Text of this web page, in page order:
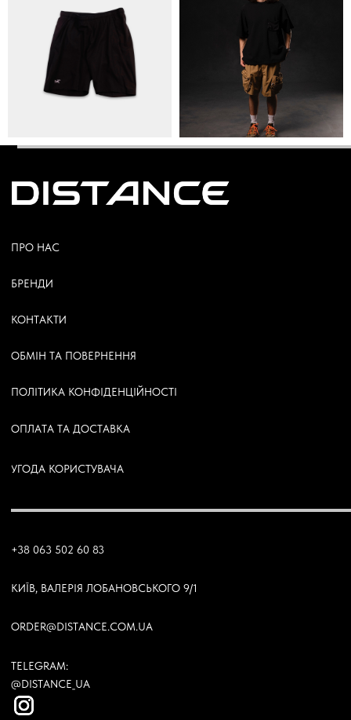
© Copyright All rights reserved